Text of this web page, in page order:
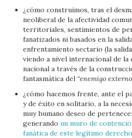
¿cómo construimos, tras el
neoliberal de la afectividad
territoriales, sentimientos de
fanatizados ni basados en la
enfrentamiento sectario (la
viendo a nivel internacional de
nacional a través de la
fantasmática del “enemigo
¿cómo hacemos frente, ante el
y de éxito en solitario, a la
muy humano deseo de
generandoun muro de
fanática de este legítimo